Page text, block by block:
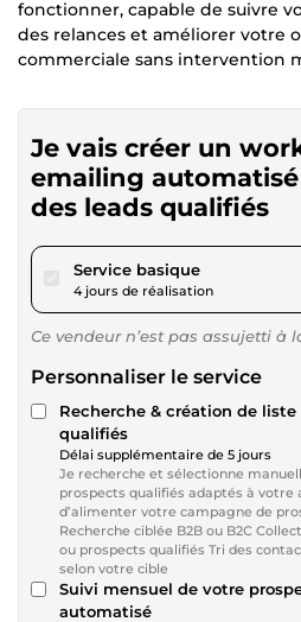
fonctionner, capable de suivre
des relances et améliorer votre
commerciale sans intervention
Je vais créer un
emailing
des leads qualifiés
Service basiquepour 109,79
4 jours de réalisation
Ce vendeur n’est pas assujetti à
Personnaliser le service
Recherche & création de
qualifiés
Délai supplémentaire de 5 jours
Je recherche et sélectionne
prospects qualifiés adaptés à votre
d’alimenter votre campagne de
Recherche ciblée B2B ou B2C Collecte d’entreprises
ou prospects qualifiés Tri des contacts pertinents
selon votre cible
Suivi mensuel de votre
automatisé